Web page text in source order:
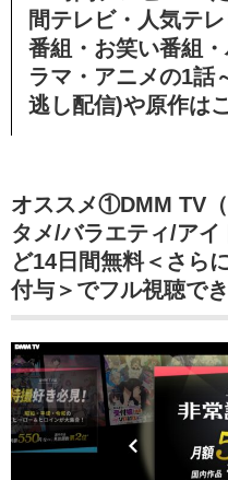
間テレビ・人気テ
番組・お笑い番組
ラマ・アニメの1話
逃し配信)や原作は
オススメ①DMM TV
タメ/バラエティ/ア
ど14日間無料＜さら
付与＞でフル視聴でき